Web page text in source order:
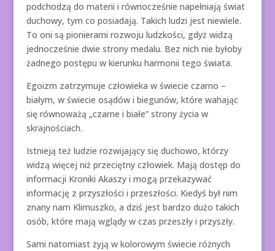
podchodzą do materii i równocześnie napełniają świat
duchowy, tym co posiadają. Takich ludzi jest niewiele.
To oni są pionierami rozwoju ludzkości, gdyż widzą
jednocześnie dwie strony medalu. Bez nich nie byłoby
żadnego postępu w kierunku harmonii tego świata.
Egoizm zatrzymuje człowieka w świecie czarno –
białym, w świecie osądów i biegunów, które wahając
się równoważą „czarne i białe” strony życia w
skrajnościach.
Istnieją też ludzie rozwijający się duchowo, którzy
widzą więcej niż przeciętny człowiek. Mają dostęp do
informacji Kroniki Akaszy i mogą przekazywać
informację z przyszłości i przeszłości. Kiedyś był nim
znany nam Klimuszko, a dziś jest bardzo dużo takich
osób, które mają wglądy w czas przeszły i przyszły.
Sami natomiast żyją w kolorowym świecie różnych